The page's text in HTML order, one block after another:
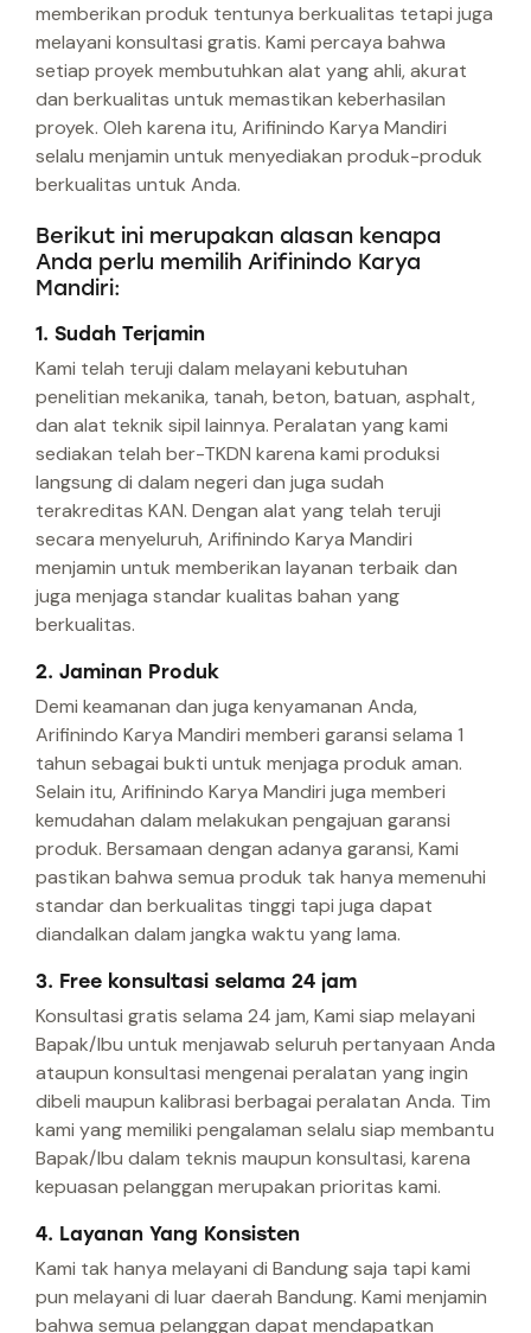
memberikan produk tentunya berkualitas tetapi juga
melayani konsultasi gratis. Kami percaya bahwa
setiap proyek membutuhkan alat yang ahli, akurat
dan berkualitas untuk memastikan keberhasilan
proyek. Oleh karena itu, Arifinindo Karya Mandiri
selalu menjamin untuk menyediakan produk-produk
berkualitas untuk Anda.
Berikut ini merupakan alasan kenapa
Anda perlu memilih Arifinindo Karya
Mandiri:
1. Sudah Terjamin
Kami telah teruji dalam melayani kebutuhan
penelitian mekanika, tanah, beton, batuan, asphalt,
dan alat teknik sipil lainnya. Peralatan yang kami
sediakan telah ber-TKDN karena kami produksi
langsung di dalam negeri dan juga sudah
terakreditas KAN. Dengan alat yang telah teruji
secara menyeluruh, Arifinindo Karya Mandiri
menjamin untuk memberikan layanan terbaik dan
juga menjaga standar kualitas bahan yang
berkualitas.
2. Jaminan Produk
Demi keamanan dan juga kenyamanan Anda,
Arifinindo Karya Mandiri memberi garansi selama 1
tahun sebagai bukti untuk menjaga produk aman.
Selain itu, Arifinindo Karya Mandiri juga memberi
kemudahan dalam melakukan pengajuan garansi
produk. Bersamaan dengan adanya garansi, Kami
pastikan bahwa semua produk tak hanya memenuhi
standar dan berkualitas tinggi tapi juga dapat
diandalkan dalam jangka waktu yang lama.
3. Free konsultasi selama 24 jam
Konsultasi gratis selama 24 jam, Kami siap melayani
Bapak/Ibu untuk menjawab seluruh pertanyaan Anda
ataupun konsultasi mengenai peralatan yang ingin
dibeli maupun kalibrasi berbagai peralatan Anda. Tim
kami yang memiliki pengalaman selalu siap membantu
Bapak/Ibu dalam teknis maupun konsultasi, karena
kepuasan pelanggan merupakan prioritas kami.
4. Layanan Yang Konsisten
Kami tak hanya melayani di Bandung saja tapi kami
pun melayani di luar daerah Bandung. Kami menjamin
bahwa semua pelanggan dapat mendapatkan